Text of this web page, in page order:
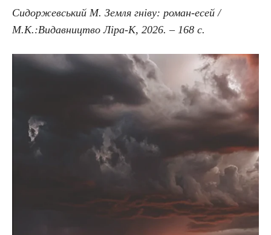
Сидоржевський М. Земля гніву: роман-есей /
М.К.:Видавництво Ліра-К, 2026. – 168 с.